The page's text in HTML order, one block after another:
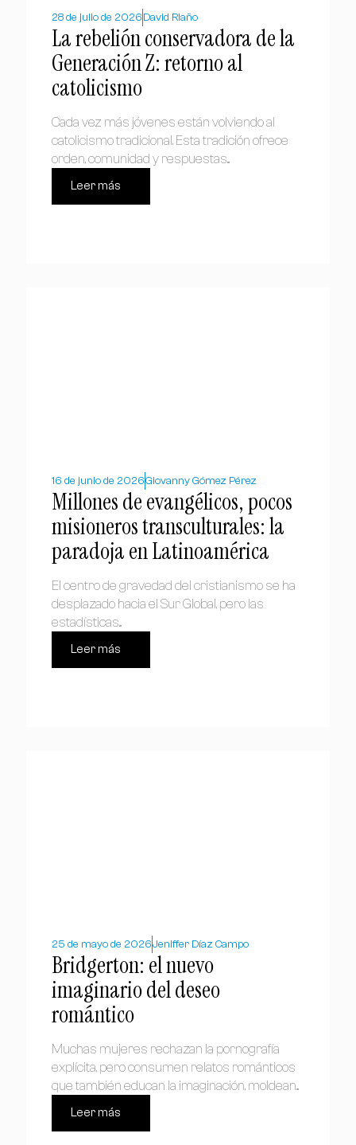
28 de julio de 2026 David Riaño
La rebelión conservadora de la
Generación Z: retorno al
catolicismo
Cada vez más jóvenes están volviendo al
catolicismo tradicional. Esta tradición ofrece
orden, comunidad y respuestas...
Leer más
16 de junio de 2026Giovanny Gómez Pérez
Millones de evangélicos, pocos
misioneros transculturales: la
paradoja en Latinoamérica
El centro de gravedad del cristianismo se ha
desplazado hacia el Sur Global, pero las
estadísticas...
Leer más
25 de mayo de 2026Jeniffer Díaz Campo
Bridgerton: el nuevo
imaginario del deseo
romántico
Muchas mujeres rechazan la pornografía
explícita, pero consumen relatos románticos
que también educan la imaginación, moldean...
Leer más